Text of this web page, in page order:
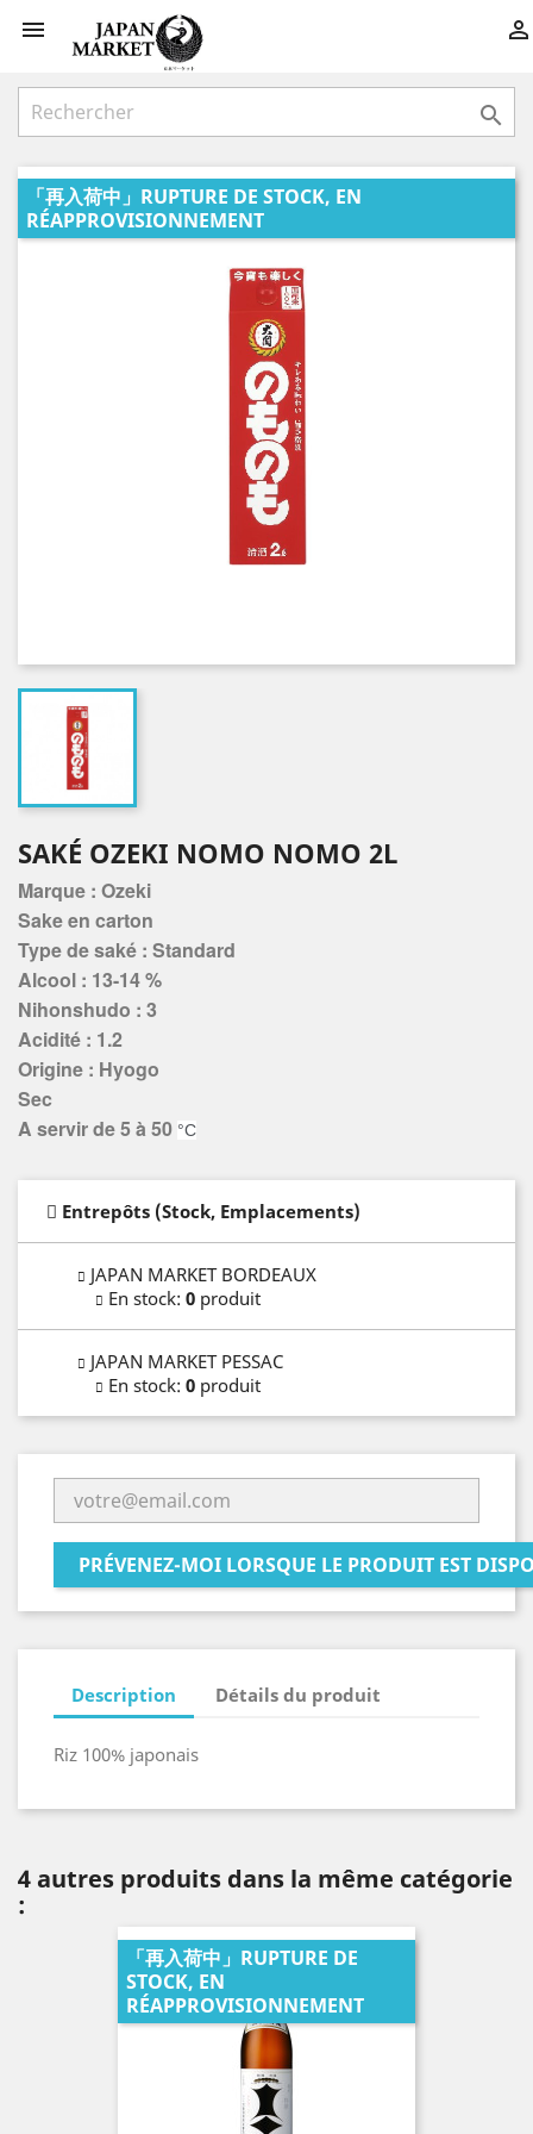
 

「再入荷中」RUPTURE DE STOCK, EN
RÉAPPROVISIONNEMENT
SAKÉ OZEKI NOMO NOMO 2L
Marque : Ozeki
Sake en carton
Type de saké : Standard
Alcool : 13-14 %
Nihonshudo : 3
Acidité : 1.2
Origine : Hyogo
Sec
A servir de 5 à 50 °C
Entrepôts (Stock, Emplacements)
JAPAN MARKET BORDEAUX
En stock: 0 produit
JAPAN MARKET PESSAC
En stock: 0 produit
PRÉVENEZ-MOI LORSQUE LE PRODUIT EST
Description Détails du produit
Riz 100% japonais
4 autres produits dans la même catégorie
:
「再入荷中」RUPTURE DE
STOCK, EN
RÉAPPROVISIONNEMENT